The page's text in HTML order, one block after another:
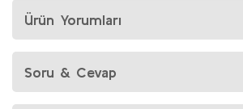
Ürün Yorumları
Soru & Cevap